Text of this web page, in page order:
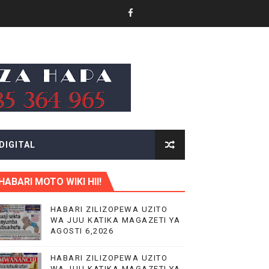
KIKUU CHA NISHATI YA MAFUTA
YA VIPIMO
NA HUDUMA KWA VIJANA BBT
MOTO WIKI HII!
HABARI ZILIZOPEWA UZITO
WA JUU KATIKA MAGAZETI YA
AGOSTI 6,2026
HABARI ZILIZOPEWA UZITO